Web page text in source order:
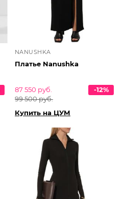
NANUSHKA
Платье Nanushka
87 550 руб.
99 500 руб.
-12%
Купить на ЦУМ